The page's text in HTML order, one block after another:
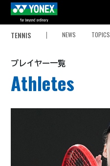
TENNIS NEWS TOPICS
プレイヤー一覧
Athletes